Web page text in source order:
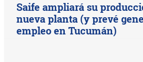
Saife ampliará su
nueva planta (y prevé
empleo en Tucumán)